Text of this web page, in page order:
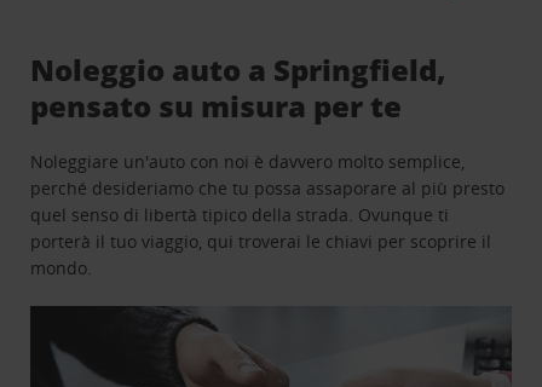
Noleggio auto a Springfield,
pensato su misura per te
Noleggiare un'auto con noi è davvero molto semplice,
perché desideriamo che tu possa assaporare al più presto
quel senso di libertà tipico della strada. Ovunque ti
porterà il tuo viaggio, qui troverai le chiavi per scoprire il
mondo.